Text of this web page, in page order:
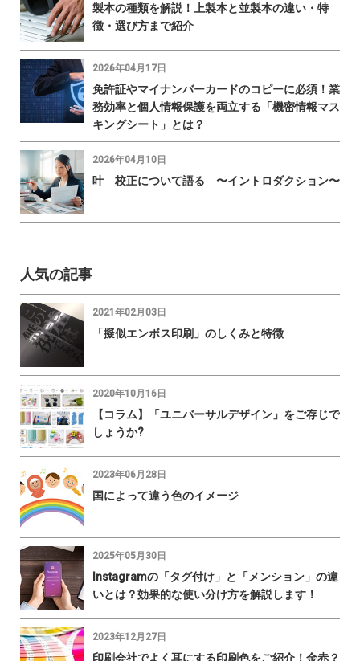
製本の種類を解説！上製本と並製本の違い・特
徴・選び方まで紹介
2026年04月17日
免許証やマイナンバーカードのコピーに必須！業
務効率と個人情報保護を両立する「機密情報マス
キングシート」とは？
2026年04月10日
叶 校正について語る 〜イントロダクション〜
人気の記事
2021年02月03日
「擬似エンボス印刷」のしくみと特徴
2020年10月16日
【コラム】「ユニバーサルデザイン」をご存じで
しょうか?
2023年06月28日
国によって違う色のイメージ
2025年05月30日
Instagramの「タグ付け」と「メンション」の違
いとは？効果的な使い分け方を解説します！
2023年12月27日
印刷会社でよく耳にする印刷色をご紹介！金赤？